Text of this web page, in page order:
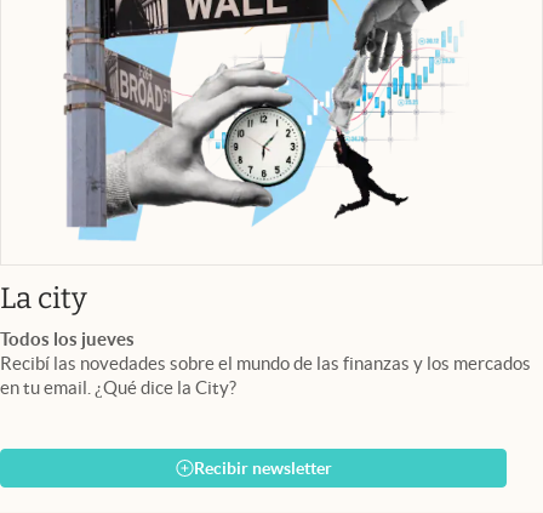
La cityabre en nueva pestaña
Todos los jueves
Recibí las novedades sobre el mundo de las finanzas y los mercados
en tu email. ¿Qué dice la City?
Recibir newsletter